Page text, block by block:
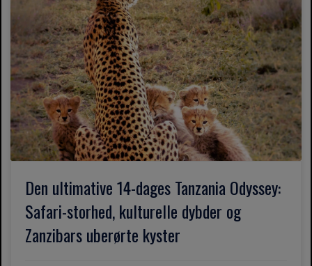
Den ultimative 14-dages Tanzania Odyssey:
Safari-storhed, kulturelle dybder og
Zanzibars uberørte kyster